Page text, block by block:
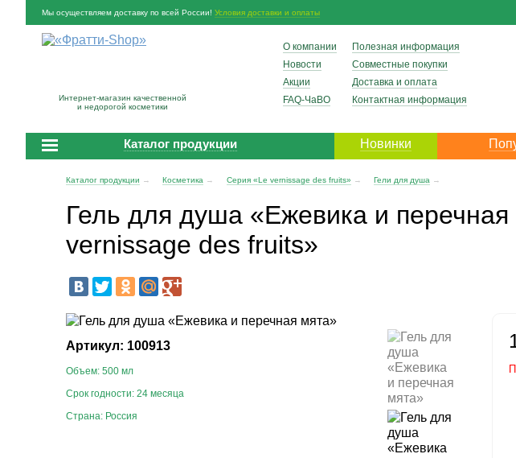
Мы осуществляем доставку по всей России! Условия доставки и оплаты
Интернет-магазин качественной
и недорогой косметики
О компании
Новости
Акции
FAQ-ЧаВО
Полезная информация
Совместные покупки
Доставка и оплата
Контактная информация
Каталог продукции Новинки
Каталог продукции → Косметика → Серия «Le vernissage des fruits» → Гели для душа →
Гель для душа «Ежевика и
vernissage des fruits»
Артикул: 100913
Объем: 500 мл
Срок годности: 24 месяца
Страна: Россия